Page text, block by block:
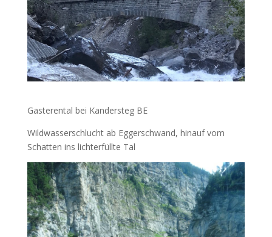
Gasterental bei Kandersteg BE
Wildwasserschlucht ab Eggerschwand, hinauf vom
Schatten ins lichterfüllte Tal